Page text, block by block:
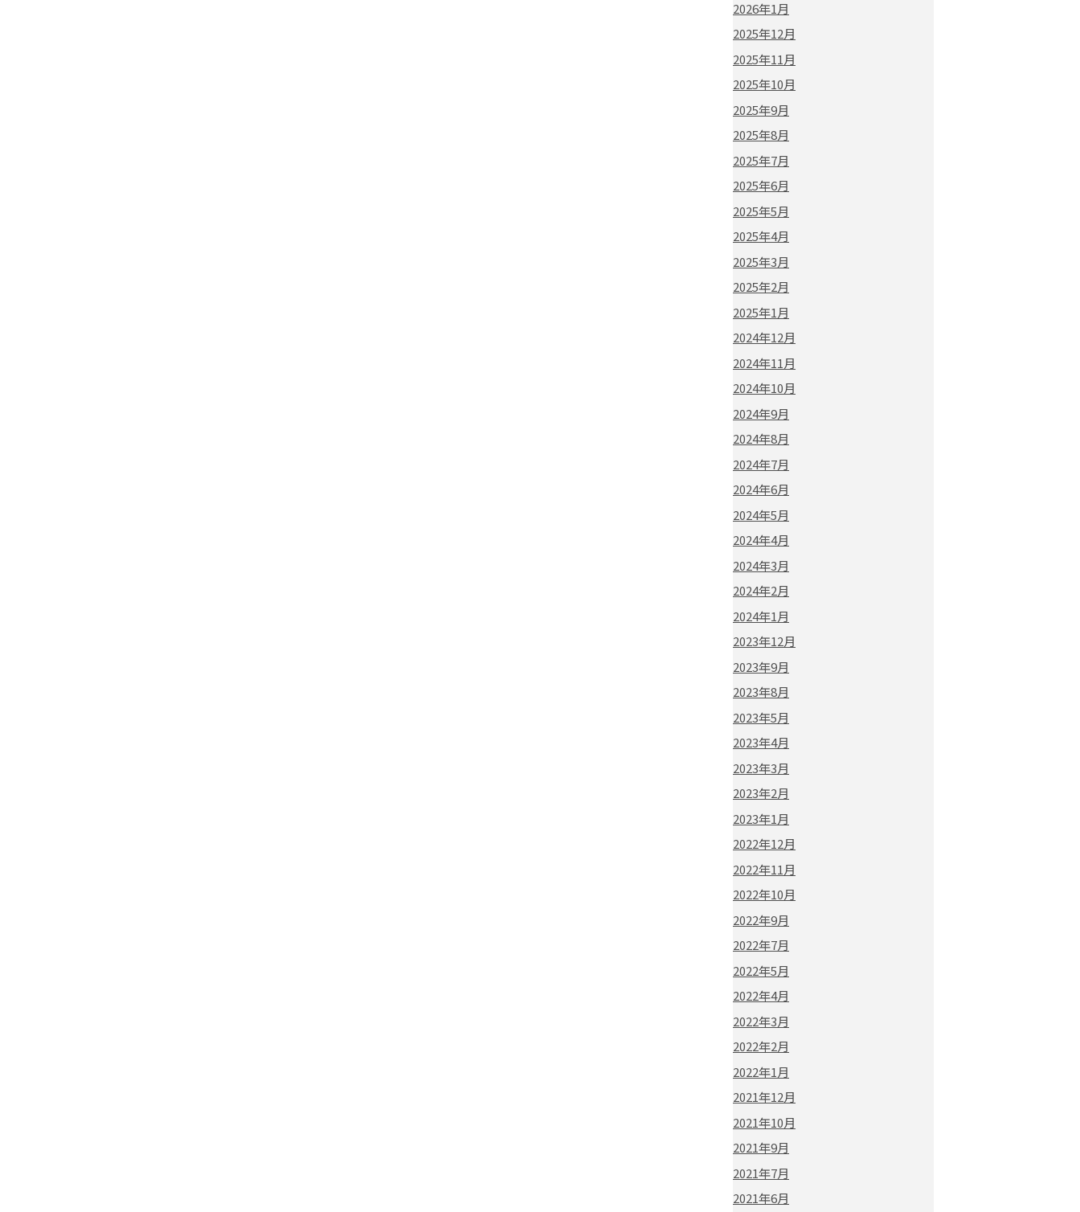
2026年1月
2025年12月
2025年11月
2025年10月
2025年9月
2025年8月
2025年7月
2025年6月
2025年5月
2025年4月
2025年3月
2025年2月
2025年1月
2024年12月
2024年11月
2024年10月
2024年9月
2024年8月
2024年7月
2024年6月
2024年5月
2024年4月
2024年3月
2024年2月
2024年1月
2023年12月
2023年9月
2023年8月
2023年5月
2023年4月
2023年3月
2023年2月
2023年1月
2022年12月
2022年11月
2022年10月
2022年9月
2022年7月
2022年5月
2022年4月
2022年3月
2022年2月
2022年1月
2021年12月
2021年10月
2021年9月
2021年7月
2021年6月